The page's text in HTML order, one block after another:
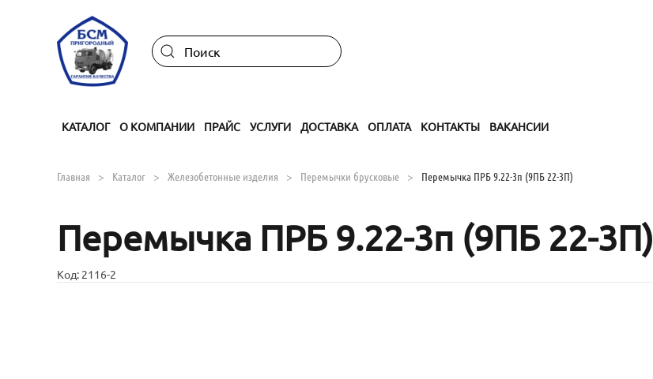
Skip to main content
КАТАЛОГ О КОМПАНИИ ПРАЙС УСЛУГИ ДОСТАВКА ОПЛАТА КОНТАКТЫ ВАКАНСИИ
Главная Каталог Железобетонные изделия Перемычки брусковые Перемычка ПРБ 9.22-3п (9ПБ 22-3П)
Перемычка ПРБ 9.22-3п (9ПБ 22-3П)
Код: 2116-2